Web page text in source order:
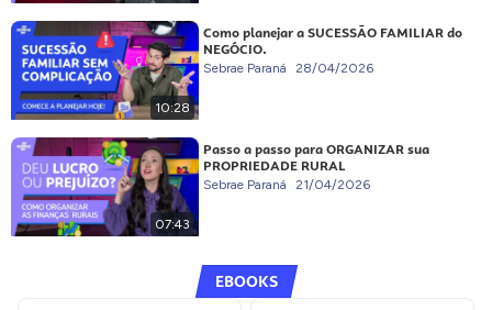
10:28
Como planejar a SUCESSÃO FAMILIAR do
NEGÓCIO.
Sebrae Paraná 28/04/2026
07:43
Passo a passo para ORGANIZAR sua
PROPRIEDADE RURAL
Sebrae Paraná 21/04/2026
EBOOKS